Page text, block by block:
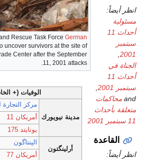
Rescue Task Force German
uncover survivors at the site of
Center after the September
11, 2001 attacks.
الوفيات (+
مدينة نيويورك
مركز التجارة
أمريكان 11
يونايتد 175
أرلينگتون
الپنتاگون
أمريكان 77
انظر أيضاً:
مسئولية
أحداث 11
سبتمبر
2001
الجناة في
أحداث 11
سبتمبر 2001
and محاكمات
متعلقة بأحداث
11 سبتمبر 2001
القاعدة
انظر أيضاً: